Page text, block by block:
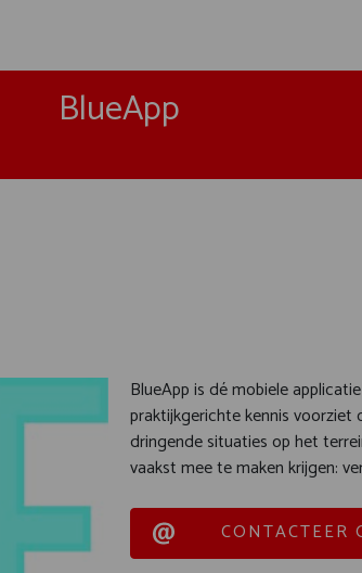
BlueApp
BlueApp is dé mobiele
praktijkgerichte kennis
dringende situaties op het
vaakst mee te maken krijgen:
CONTACTEER